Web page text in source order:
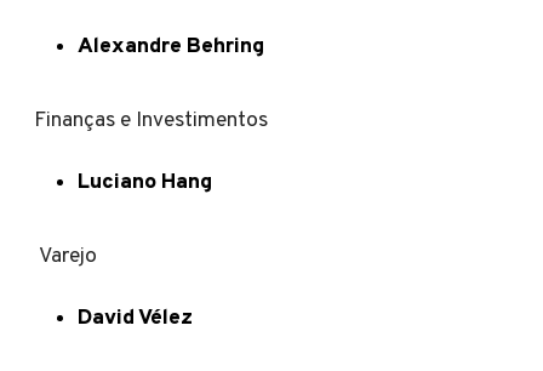
Alexandre Behring
Finanças e Investimentos
Luciano Hang
Varejo
David Vélez